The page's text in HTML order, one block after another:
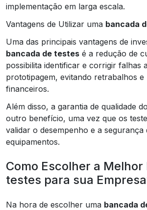
implementação em larga escala.
Vantagens de Utilizar uma bancada
Uma das principais vantagens de
bancada de testes é a redução de
possibilita identificar e corrigir falhas
prototipagem, evitando retrabalhos e
financeiros.
Além disso, a garantia de qualidade
outro benefício, uma vez que os
validar o desempenho e a segurança
equipamentos.
Como Escolher a
testes para sua
Na hora de escolher uma bancada